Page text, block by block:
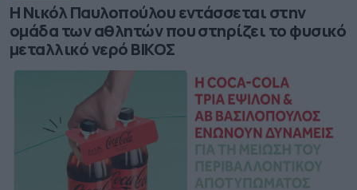
Η Νικόλ Παυλοπούλου εντάσσεται στην
ομάδα των αθλητών που στηρίζει το φυσικό
μεταλλικό νερό ΒΙΚΟΣ